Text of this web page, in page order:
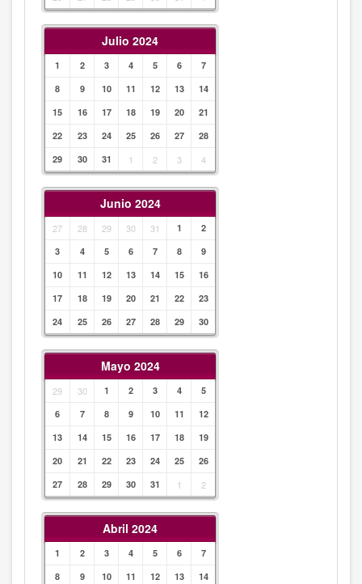
Julio 2024
1 2 3 4 5 6
7
8
9 10 11 12 13
14
15
16 17 18 19 20
21
22
23 24 25 26 27
28
29
30 31 1 2 3 4
Junio 2024
27 28 29 30 31 1
2
3
4 5 6 7 8
9
10
11 12 13 14 15
16
17
18 19 20 21 22
23
24
25 26 27 28 29 30
Mayo 2024
29 30 1 2 3 4
5
6
7 8 9 10 11
12
13
14 15 16 17 18
19
20
21 22 23 24 25
26
27
28 29 30 31 1 2
Abril 2024
1 2 3 4 5 6
7
8
9 10 11 12 13
14